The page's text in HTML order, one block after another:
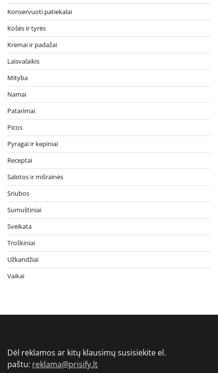
Konservuoti patiekalai
Košės ir tyrės
Kremai ir padažai
Laisvalaikis
Mityba
Namai
Patarimai
Picos
Pyragai ir kepiniai
Receptai
Salotos ir mišrainės
Sriubos
Sumuštiniai
Sveikata
Troškiniai
Užkandžiai
Vaikai
Dėl reklamos ar kitų klausimų susisiekite el.
paštu: reklama@prisify.lt